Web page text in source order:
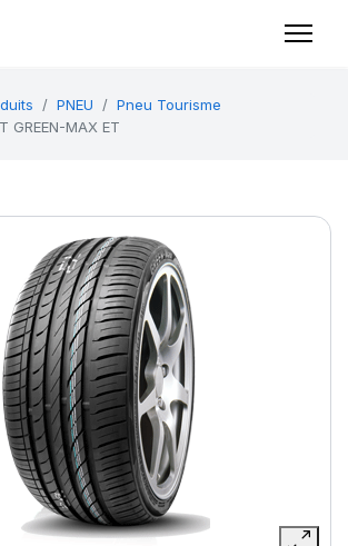
PNEU
Pneu Tourisme
GREEN-MAX ET